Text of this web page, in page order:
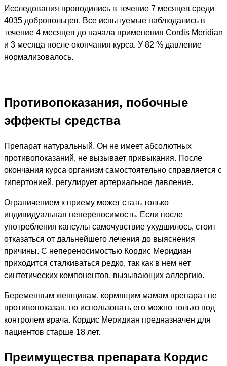
Исследования проводились в течение 7 месяцев среди
4035 добровольцев. Все испытуемые наблюдались в
течение 4 месяцев до начала применения Cordis Meridian
и 3 месяца после окончания курса. У 82 % давление
нормализовалось.
Противопоказания, побочные
эффекты средства
Препарат натуральный. Он не имеет абсолютных
противопоказаний, не вызывает привыкания. После
окончания курса организм самостоятельно справляется с
гипертонией, регулирует артериальное давление.
Ограничением к приему может стать только
индивидуальная непереносимость. Если после
употребления капсулы самочувствие ухудшилось, стоит
отказаться от дальнейшего лечения до выяснения
причины. С непереносимостью Кордис Меридиан
приходится сталкиваться редко, так как в нем нет
синтетических компонентов, вызывающих аллергию.
Беременным женщинам, кормящим мамам препарат не
противопоказан, но использовать его можно только под
контролем врача. Кордис Меридиан предназначен для
пациентов старше 18 лет.
Преимущества препарата Кордис